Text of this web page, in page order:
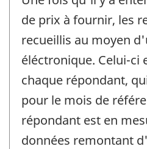
de prix à fournir, les
recueillis au moyen
éléctronique. Celui-ci
chaque répondant,
pour le mois de
répondant est en
données remontant